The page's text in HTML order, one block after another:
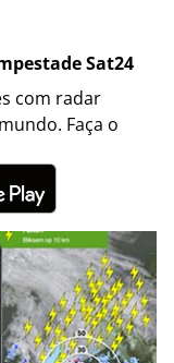
Sat24
com radar
Faça o